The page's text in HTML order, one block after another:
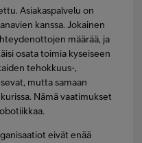
Asiakaspalvelu on
kanssa. Jokainen
määrää, ja
osata toimia kyseiseen
tehokkuus-,
mutta samaan
Nämä vaatimukset
eivät enää